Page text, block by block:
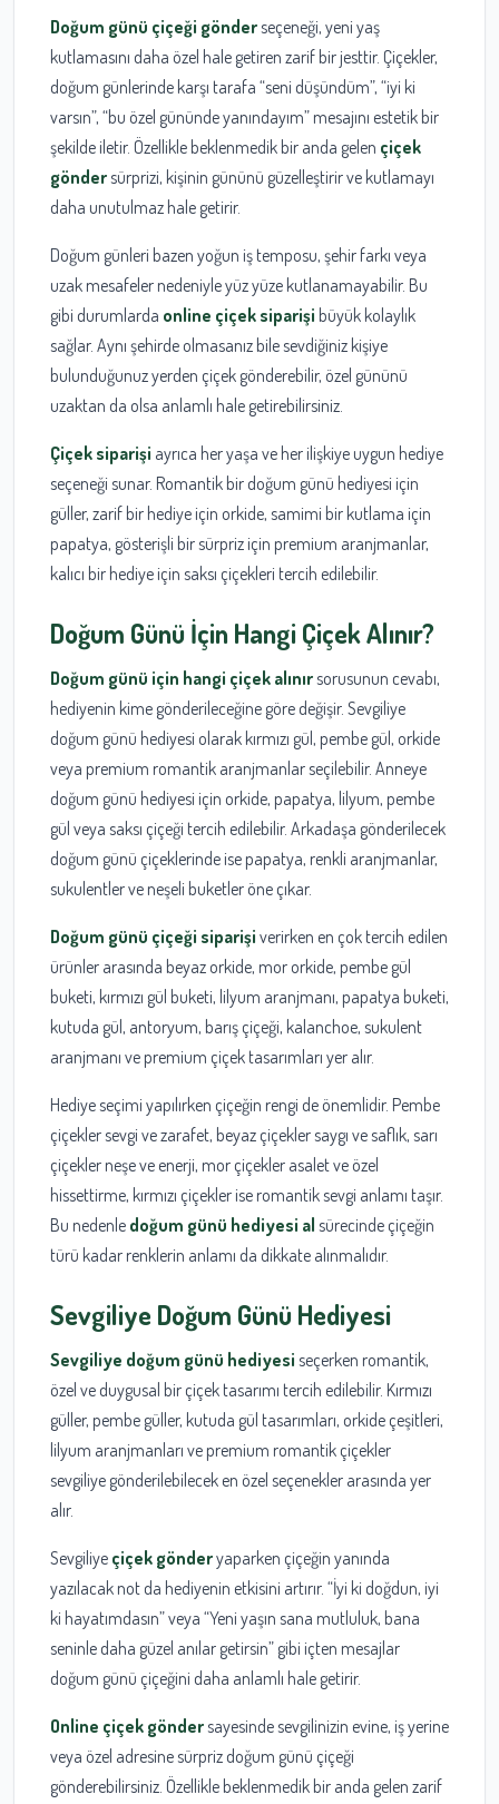
Doğum günü çiçeği gönderseçeneği, yeni yaş
kutlamasını daha özel hale getiren zarif bir jesttir. Çiçekler,
doğum günlerinde karşı tarafa “seni düşündüm”, “iyi ki
varsın”, “bu özel gününde yanındayım” mesajını estetik bir
şekilde iletir. Özellikle beklenmedik bir anda gelen çiçek
göndersürprizi, kişinin gününü güzelleştirir ve kutlamayı
daha unutulmaz hale getirir.
Doğum günleri bazen yoğun iş temposu, şehir farkı veya
uzak mesafeler nedeniyle yüz yüze kutlanamayabilir. Bu
gibi durumlarda online çiçek siparişi büyük kolaylık
sağlar. Aynı şehirde olmasanız bile sevdiğiniz kişiye
bulunduğunuz yerden çiçek gönderebilir, özel gününü
uzaktan da olsa anlamlı hale getirebilirsiniz.
Çiçek siparişi ayrıca her yaşa ve her ilişkiye uygun hediye
seçeneği sunar. Romantik bir doğum günü hediyesi için
güller, zarif bir hediye için orkide, samimi bir kutlama için
papatya, gösterişli bir sürpriz için premium aranjmanlar,
kalıcı bir hediye için saksı çiçekleri tercih edilebilir.
Doğum Günü İçin Hangi Çiçek Alınır?
Doğum günü için hangi çiçek alınırsorusunun cevabı,
hediyenin kime gönderileceğine göre değişir. Sevgiliye
doğum günü hediyesi olarak kırmızı gül, pembe gül, orkide
veya premium romantik aranjmanlar seçilebilir. Anneye
doğum günü hediyesi için orkide, papatya, lilyum, pembe
gül veya saksı çiçeği tercih edilebilir. Arkadaşa gönderilecek
doğum günü çiçeklerinde ise papatya, renkli aranjmanlar,
sukulentler ve neşeli buketler öne çıkar.
Doğum günü çiçeği siparişi verirken en çok tercih edilen
ürünler arasında beyaz orkide, mor orkide, pembe gül
buketi, kırmızı gül buketi, lilyum aranjmanı, papatya buketi,
kutuda gül, antoryum, barış çiçeği, kalanchoe, sukulent
aranjmanı ve premium çiçek tasarımları yer alır.
Hediye seçimi yapılırken çiçeğin rengi de önemlidir. Pembe
çiçekler sevgi ve zarafet, beyaz çiçekler saygı ve saflık, sarı
çiçekler neşe ve enerji, mor çiçekler asalet ve özel
hissettirme, kırmızı çiçekler ise romantik sevgi anlamı taşır.
Bu nedenle doğum günü hediyesi al sürecinde çiçeğin
türü kadar renklerin anlamı da dikkate alınmalıdır.
Sevgiliye Doğum Günü Hediyesi
Sevgiliye doğum günü hediyesi seçerken romantik,
özel ve duygusal bir çiçek tasarımı tercih edilebilir. Kırmızı
güller, pembe güller, kutuda gül tasarımları, orkide çeşitleri,
lilyum aranjmanları ve premium romantik çiçekler
sevgiliye gönderilebilecek en özel seçenekler arasında yer
alır.
Sevgiliye çiçek gönderyaparken çiçeğin yanında
yazılacak not da hediyenin etkisini artırır. “İyi ki doğdun, iyi
ki hayatımdasın” veya “Yeni yaşın sana mutluluk, bana
seninle daha güzel anılar getirsin” gibi içten mesajlar
doğum günü çiçeğini daha anlamlı hale getirir.
Online çiçek göndersayesinde sevgilinizin evine, iş yerine
veya özel adresine sürpriz doğum günü çiçeği
gönderebilirsiniz. Özellikle beklenmedik bir anda gelen zarif